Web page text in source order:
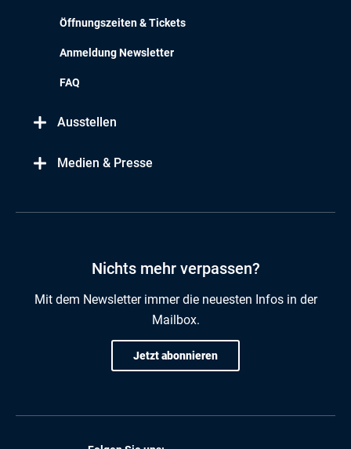
Öffnungszeiten & Tickets
Anmeldung Newsletter
FAQ
Ausstellen
Medien & Presse
Nichts mehr verpassen?
Mit dem Newsletter immer die neuesten Infos in der
Mailbox.
Jetzt abonnieren